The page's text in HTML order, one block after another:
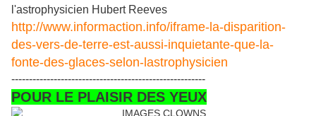
l'astrophysicien Hubert Reeves
http://www.informaction.info/iframe-la-disparition-
des-vers-de-terre-est-aussi-inquietante-que-la-
fonte-des-glaces-selon-lastrophysicien
-------------------------------------------------------
POUR LE PLAISIR DES YEUX